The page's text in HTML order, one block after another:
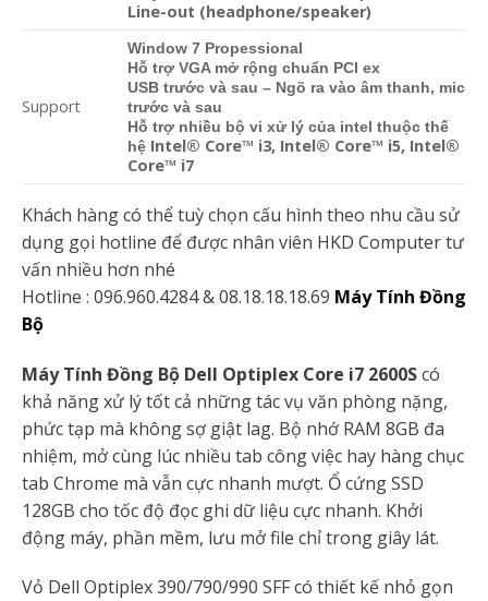
Line-out (headphone/speaker)
Support
Window 7 Propessional
Hỗ trợ VGA mở rộng chuẩn PCI ex
USB trước và sau – Ngõ ra vào âm thanh, mic
trước và sau
Hỗ trợ nhiều bộ vi xử lý của intel thuộc thế
hệ Intel® Core™ i3, Intel® Core™ i5, Intel®
Core™ i7
Khách hàng có thể tuỳ chọn cấu hình theo nhu cầu sử
dụng gọi hotline để được nhân viên HKD Computer tư
vấn nhiều hơn nhé
Hotline : 096.960.4284 & 08.18.18.18.69 Máy Tính Đồng
Bộ
Máy Tính Đồng Bộ Dell Optiplex Core i7 2600Scó
khả năng xử lý tốt cả những tác vụ văn phòng nặng,
phức tạp mà không sợ giật lag. Bộ nhớ RAM 8GB đa
nhiệm, mở cùng lúc nhiều tab công việc hay hàng chục
tab Chrome mà vẫn cực nhanh mượt. Ổ cứng SSD
128GB cho tốc độ đọc ghi dữ liệu cực nhanh. Khởi
động máy, phần mềm, lưu mở file chỉ trong giây lát.
Vỏ Dell Optiplex 390/790/990 SFF có thiết kế nhỏ gọn